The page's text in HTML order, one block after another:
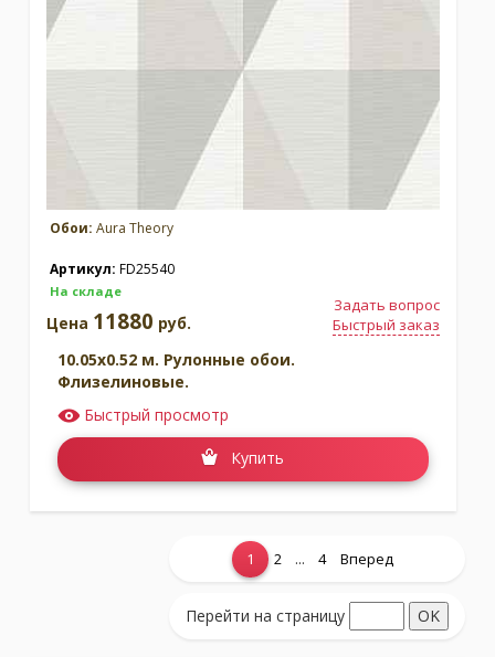
Обои: Aura Theory
Артикул: FD25540
На складе
Задать вопрос
Быстрый заказ
Цена 11880 руб.
10.05x0.52 м. Рулонные обои.
Флизелиновые.
Быстрый просмотр
Купить
Показать еще...
1 2 ... 4 Вперед
Перейти на страницу